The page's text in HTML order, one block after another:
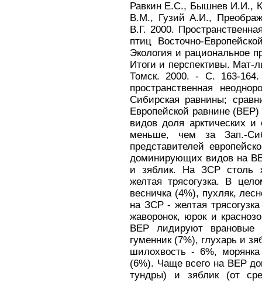
Равкин Е.С., Бышнев И.И.,
В.М., Гузий А.И.,
В.Г. 2000.
птиц Восточно-
Экология и рациональное
Итоги и перспективы. Мат-
Томск. 2000. - С. 163-
пространственная
Сибирская равнины;
Европейской равнине
видов доля арктических
меньше, чем за Зап.-
представителей
доминирующих видов на
и зяблик. На ЗСР столь
желтая трясогузка. В
весничка (4%), пухляк,
на ЗСР - желтая
жаворонок, юрок и
ВЕР лидируют
гуменник (7%), глухарь и
шилохвость - 6%,
(6%). Чаще всего на ВЕР
тундры) и зяблик (от